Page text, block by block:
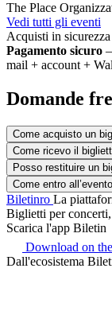
The Place
Vedi tutti gli eventi
Acquisti in sicurezza
Pagamento sicuro
mail + account +
Domande
Come acquisto un
Come ricevo il
Posso restituire un
Come entro
Biletinro La
Biglietti per
Scarica l'app Biletin
Download on the
Dall'ecosistema